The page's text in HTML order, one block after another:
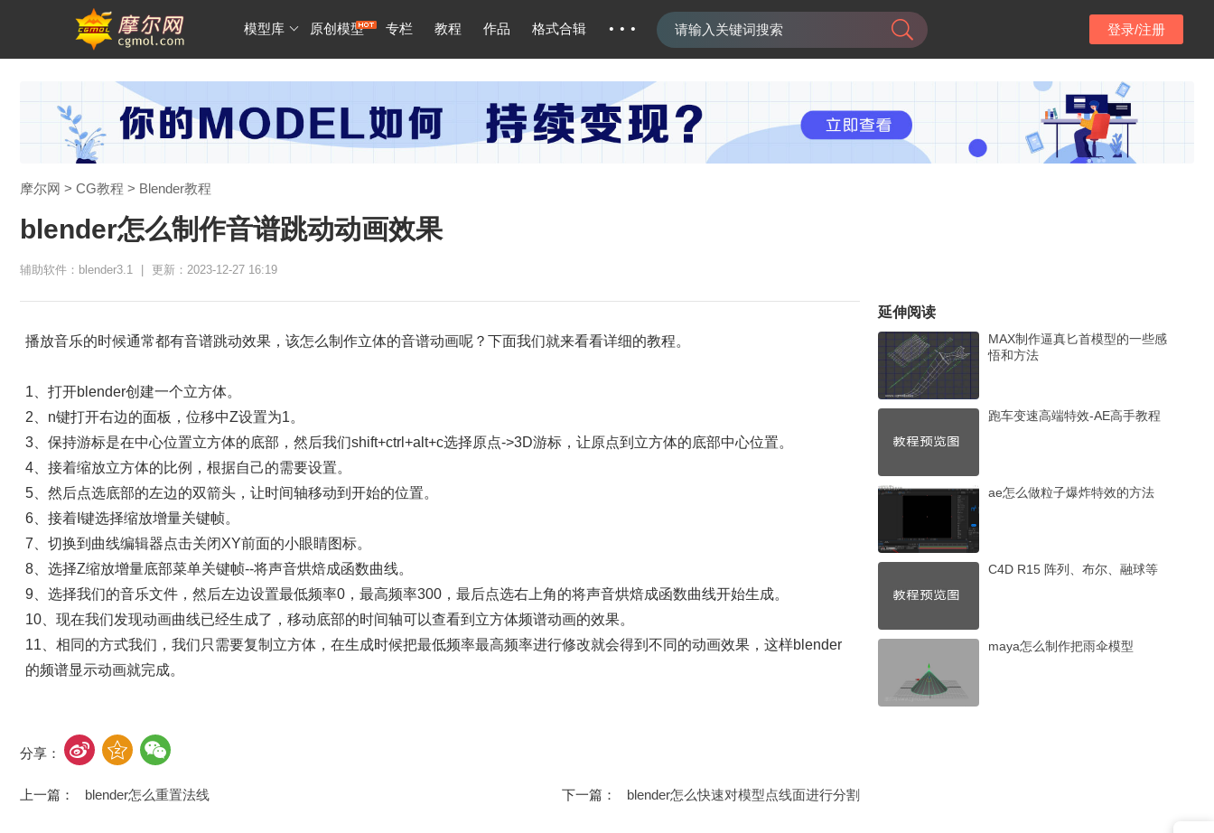
模型库 原创模型 专栏 教程 作品 格式合辑 ··· 登录/注册
摩尔网 > CG教程 > Blender教程
blender怎么制作音谱跳动动画效果
辅助软件：blender3.1 更新：2023-12-27 16:19
播放音乐的时候通常都有音谱跳动效果，该怎么制作立体的音谱动画呢？下面我们就来看看详细的教程。
1、打开blender创建一个立方体。
2、n键打开右边的面板，位移中Z设置为1。
3、保持游标是在中心位置立方体的底部，然后我们shift+ctrl+alt+c选择原点->3D游标，让原点到立方体的底部中心位置。
4、接着缩放立方体的比例，根据自己的需要设置。
5、然后点选底部的左边的双箭头，让时间轴移动到开始的位置。
6、接着I键选择缩放增量关键帧。
7、切换到曲线编辑器点击关闭XY前面的小眼睛图标。
8、选择Z缩放增量底部菜单关键帧--将声音烘焙成函数曲线。
9、选择我们的音乐文件，然后左边设置最低频率0，最高频率300，最后点选右上角的将声音烘焙成函数曲线开始生成。
10、现在我们发现动画曲线已经生成了，移动底部的时间轴可以查看到立方体频谱动画的效果。
11、相同的方式我们，我们只需要复制立方体，在生成时候把最低频率最高频率进行修改就会得到不同的动画效果，这样blender
的频谱显示动画就完成。
分享：
上一篇： blender怎么重置法线 下一篇： blender怎么快速对模型点线面进行分割
延伸阅读
MAX制作逼真匕首模型的一些感
悟和方法
跑车变速高端特效-AE高手教程
ae怎么做粒子爆炸特效的方法
C4D R15 阵列、布尔、融球等
maya怎么制作把雨伞模型